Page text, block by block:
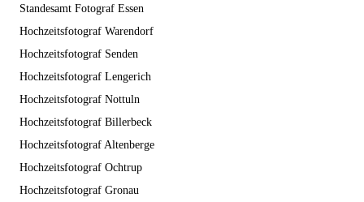
Standesamt Fotograf Essen
Hochzeitsfotograf Warendorf
Hochzeitsfotograf Senden
Hochzeitsfotograf Lengerich
Hochzeitsfotograf Nottuln
Hochzeitsfotograf Billerbeck
Hochzeitsfotograf Altenberge
Hochzeitsfotograf Ochtrup
Hochzeitsfotograf Gronau